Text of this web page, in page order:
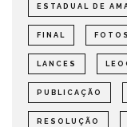
ESTADUAL DE
FINAL
LANCES
PUBLICAÇÃO
RESOLUÇÃO